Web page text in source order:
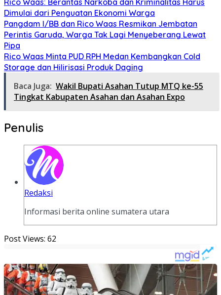
Dimulai dari Penguatan Ekonomi Warga
Pangdam I/BB dan Rico Waas Resmikan Jembatan
Perintis Garuda, Warga Tak Lagi Menyeberang Lewat
Pipa
Rico Waas Minta PUD RPH Medan Kembangkan Cold
Storage dan Hilirisasi Produk Daging
Baca Juga: Wakil Bupati Asahan Tutup MTQ ke-55
Tingkat Kabupaten Asahan dan Asahan Expo
Penulis
Redaksi
Informasi berita online sumatera utara
Post Views: 62